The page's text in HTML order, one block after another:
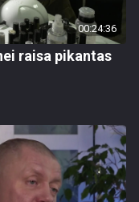
00:24:36
raisa pikantas